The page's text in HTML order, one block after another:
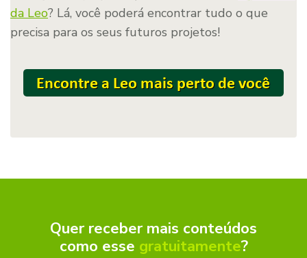
da Leo? Lá, você poderá encontrar tudo o que
precisa para os seus futuros projetos!
Quer receber mais conteúdos
como esse gratuitamente?